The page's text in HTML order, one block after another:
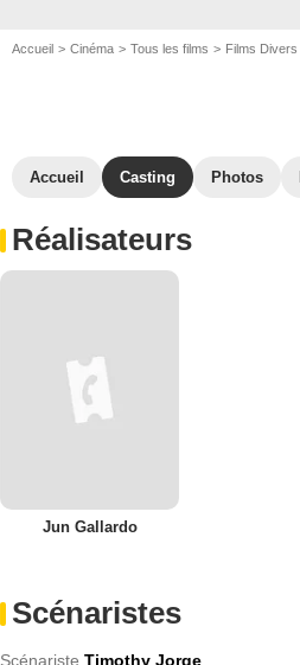
Accueil Cinéma Tous les films Films Divers
Accueil Casting Photos
Réalisateurs
Jun Gallardo
Scénaristes
Scénariste Timothy Jorge